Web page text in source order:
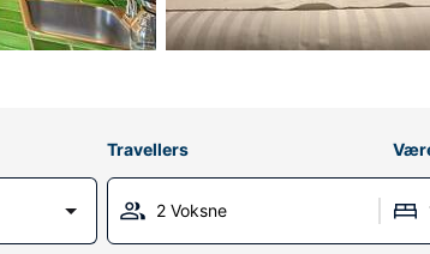
Travellers
2 Voksne